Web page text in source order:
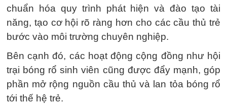
chuẩn hóa quy trình phát hiện và đào tạo tài
năng, tạo cơ hội rõ ràng hơn cho các cầu thủ trẻ
bước vào môi trường chuyên nghiệp.
Bên cạnh đó, các hoạt động cộng đồng như hội
trại bóng rổ sinh viên cũng được đẩy mạnh, góp
phần mở rộng nguồn cầu thủ và lan tỏa bóng rổ
tới thế hệ trẻ.